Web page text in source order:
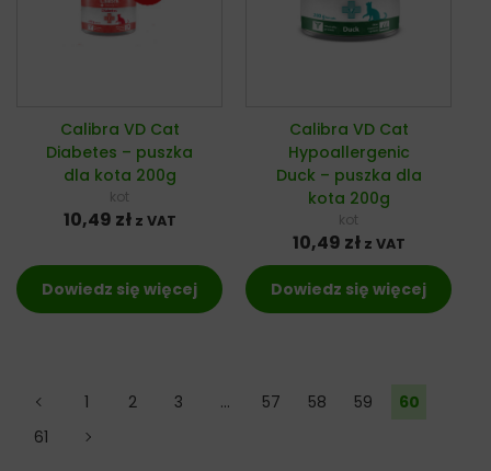
Calibra VD Cat
Diabetes – puszka
dla kota 200g
kot
10,49 zł z VAT
Dowiedz się więcej
Calibra VD Cat
Hypoallergenic
Duck – puszka dla
kota 200g
kot
10,49 zł z VAT
Dowiedz się więcej
← 1 2 3 … 57 58 59
60
61
→